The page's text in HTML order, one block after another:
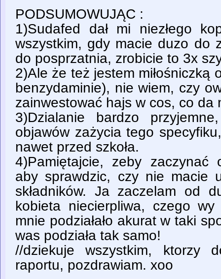
PODSUMOWUJĄC :
1)Sudafed dał mi niezłego
wszystkim, gdy macie duzo do
do posprzatnia, zrobicie to 3x
2)Ale że też jestem miłośniczką
benzydaminie), nie wiem, czy
zainwestować hajs w cos, co da
3)Dzialanie bardzo
objawów zażycia tego
nawet przed szkoła.
4)Pamiętajcie, zeby zaczynać
aby sprawdzic, czy nie macie
składników. Ja zaczelam od
kobieta niecierpliwa, czego
mnie podziałało akurat w taki
was podziała tak samo!
//dziekuje wszystkim, ktorzy
raportu, pozdrawiam. xoo